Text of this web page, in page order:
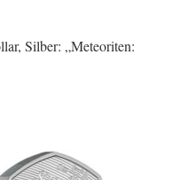
Silber: „Meteoriten: